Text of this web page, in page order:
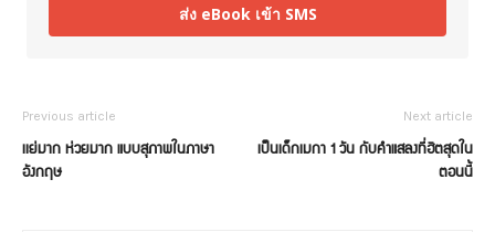
ส่ง eBook เข้า SMS
Previous article
เเย่มาก ห่วยมาก แบบสุภาพในภาษา
อังกฤษ
Next article
เป็นเด็กเมกา 1 วัน กับคำแสลงที่ฮิตสุดใน
ตอนนี้